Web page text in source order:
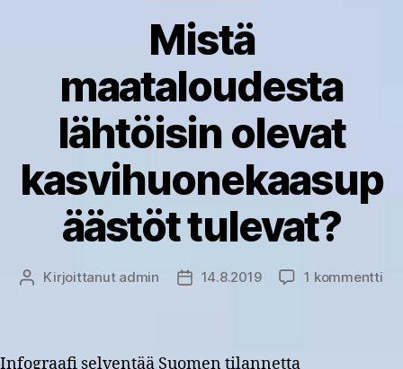
Mistä
maataloudesta
lähtöisin olevat
kasvihuonekaasup
äästöt tulevat?
Kirjoittaja
Kirjoittanut admin Julkaisupäivämäärä
14.8.2019 1 kommentti
Infograafi selventää Suomen tilannetta